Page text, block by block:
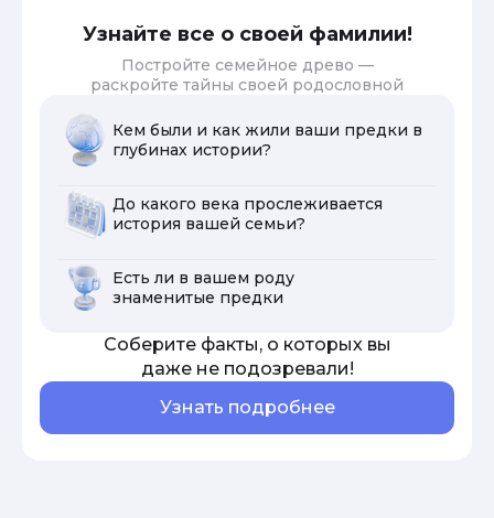
Узнайте все о своей фамилии!
Постройте семейное древо —
раскройте тайны своей родословной
Кем были и как жили ваши предки в
глубинах истории?
До какого века прослеживается
история вашей семьи?
Есть ли в вашем роду
знаменитые предки
Соберите факты, о которых вы
даже не подозревали!
Узнать подробнее